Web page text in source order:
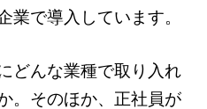
業で導入しています。
どんな業種で取り入れ
。そのほか、正社員が